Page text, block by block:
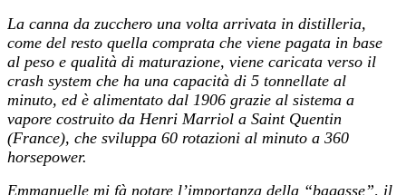
La canna da zucchero una volta arrivata in distilleria,
come del resto quella comprata che viene pagata in base
al peso e qualità di maturazione, viene caricata verso il
crash system che ha una capacità di 5 tonnellate al
minuto, ed è alimentato dal 1906 grazie al sistema a
vapore costruito da Henri Marriol a Saint Quentin
(France), che sviluppa 60 rotazioni al minuto a 360
horsepower.
Emmanuelle mi fà notare l’importanza della “bagasse”, il